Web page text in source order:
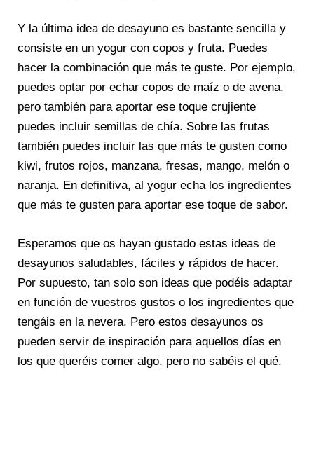
Y la última idea de desayuno es bastante sencilla y
consiste en un yogur con copos y fruta. Puedes
hacer la combinación que más te guste. Por ejemplo,
puedes optar por echar copos de maíz o de avena,
pero también para aportar ese toque crujiente
puedes incluir semillas de chía. Sobre las frutas
también puedes incluir las que más te gusten como
kiwi, frutos rojos, manzana, fresas, mango, melón o
naranja. En definitiva, al yogur echa los ingredientes
que más te gusten para aportar ese toque de sabor.
Esperamos que os hayan gustado estas ideas de
desayunos saludables, fáciles y rápidos de hacer.
Por supuesto, tan solo son ideas que podéis adaptar
en función de vuestros gustos o los ingredientes que
tengáis en la nevera. Pero estos desayunos os
pueden servir de inspiración para aquellos días en
los que queréis comer algo, pero no sabéis el qué.